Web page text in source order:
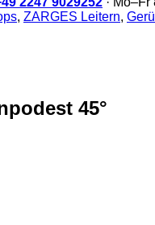
, ZARGES Leitern,
45°